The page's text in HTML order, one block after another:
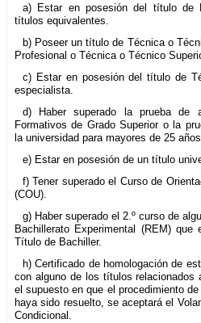
a) Estar en posesión del título de
títulos equivalentes.
b) Poseer un título de Técnica o
Profesional o Técnica o Técnico
c) Estar en posesión del título de
especialista.
d) Haber superado la prueba de
Formativos de Grado Superior o la
la universidad para mayores de 25 años.
e) Estar en posesión de un título
f) Tener superado el Curso de
(COU).
g) Haber superado el 2.º curso de
Bachillerato Experimental (REM) que
Título de Bachiller.
h) Certificado de homologación de
con alguno de los títulos relacionados
el supuesto en que el procedimiento
haya sido resuelto, se aceptará el
Condicional.